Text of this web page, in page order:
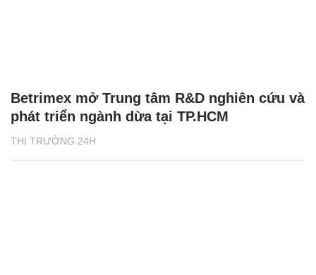
THỊ TRƯỜNG 24H
Betrimex mở Trung tâm R&D nghiên cứu và
phát triển ngành dừa tại TP.HCM